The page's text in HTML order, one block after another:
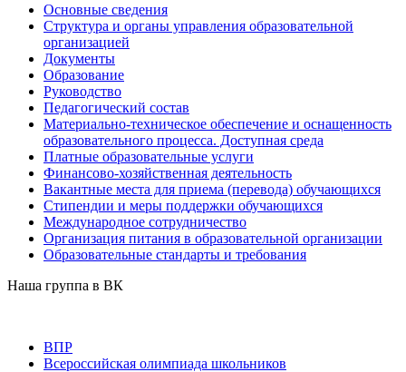
Основные сведения
Структура и органы управления образовательной
организацией
Документы
Образование
Руководство
Педагогический состав
Материально-техническое обеспечение и оснащенность
образовательного процесса. Доступная среда
Платные образовательные услуги
Финансово-хозяйственная деятельность
Вакантные места для приема (перевода) обучающихся
Стипендии и меры поддержки обучающихся
Международное сотрудничество
Организация питания в образовательной организации
Образовательные стандарты и требования
Наша группа в ВК
ВПР
Всероссийская олимпиада школьников